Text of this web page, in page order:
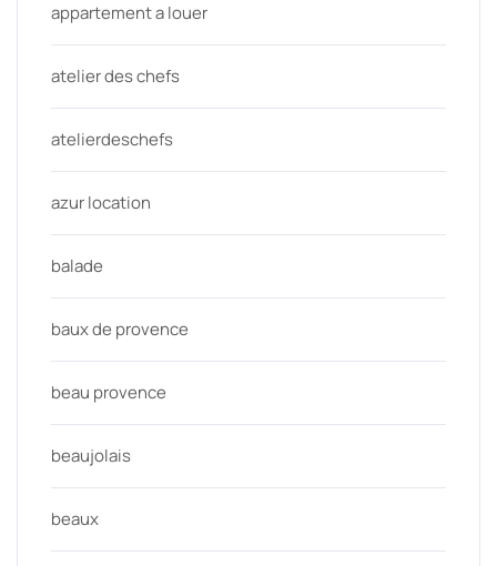
appartement a louer
atelier des chefs
atelierdeschefs
azur location
balade
baux de provence
beau provence
beaujolais
beaux